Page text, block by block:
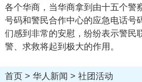
各个华商，当华商拿到由十五个警
号码和警民合作中心的应急电话号
们感到非常的安慰，纷纷表示警民
警、求救将起到极大的作用。
首页 > 华人新闻 > 社团活动